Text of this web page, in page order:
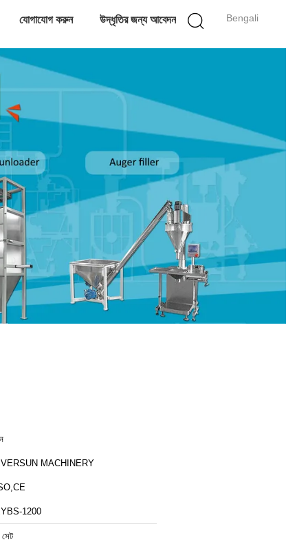
Bengali
যোগাযোগ করুন উদ্ধৃতির জন্য আবেদন
MACHINERY
1200